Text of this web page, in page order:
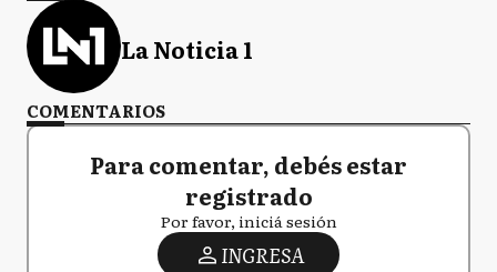
La Noticia 1
COMENTARIOS
Para comentar, debés estar
registrado
Por favor, iniciá sesión
INGRESA